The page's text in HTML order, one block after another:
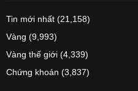
Tin mới nhất (21,158)
Vàng (9,993)
Vàng thế giới (4,339)
Chứng khoán (3,837)